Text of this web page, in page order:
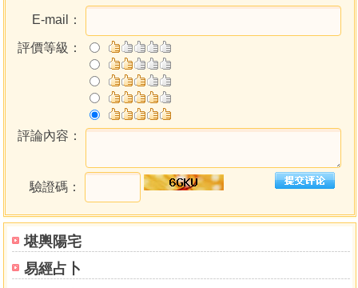
堪輿陽宅
易經占卜
E-mail：
評價等級：
評論內容：
驗證碼：